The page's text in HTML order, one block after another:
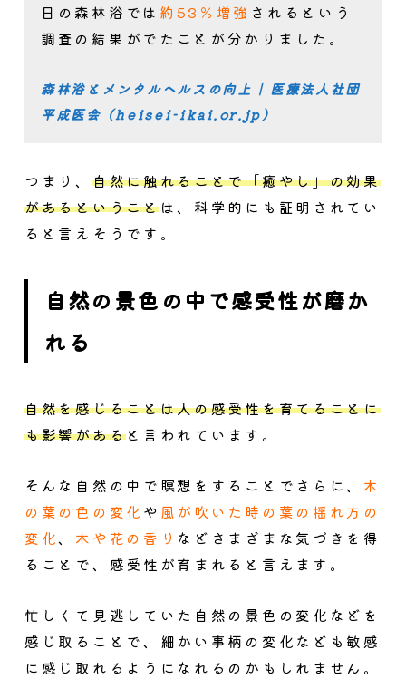
日の森林浴では 約53％増強 されるという
調査の結果がでたことが分かりました。
森林浴とメンタルヘルスの向上 | 医療法人社団
平成医会 (heisei-ikai.or.jp)
つまり、 自然に触れることで「癒やし」の効果
があるということは、科学的にも証明されてい
ると言えそうです。
自然の景色の中で感受性が磨か
れる
自然を感じることは人の感受性を育てることに
も影響があると言われています。
そんな自然の中で瞑想をすることでさらに、 木
の葉の色の変化 や 風が吹いた時の葉の揺れ方の
変化、 木や花の香り などさまざまな気づきを得
ることで、感受性が育まれると言えます。
忙しくて見逃していた自然の景色の変化などを
感じ取ることで、細かい事柄の変化なども敏感
に感じ取れるようになれるのかもしれません。